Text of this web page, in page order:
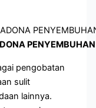
pengobatan
sulit
lainnya.